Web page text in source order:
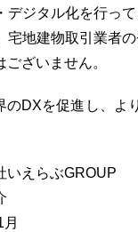
デジタル化を行っ
宅地建物取引業者
ざいません。
のDXを促進し、よ
いえらぶGROUP